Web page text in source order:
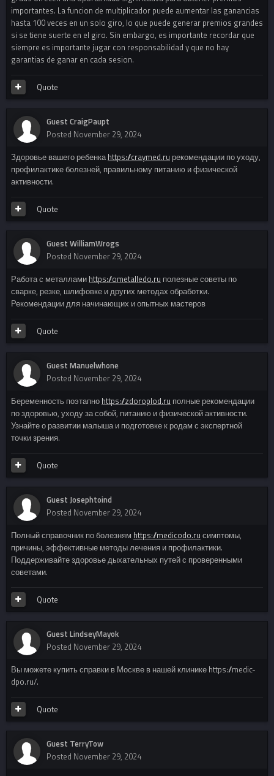
importantes. La funcion de multiplicador puede aumentar las ganancias
hasta 100 veces en un solo giro, lo que puede generar premios grandes
si se tiene suerte en el giro. Sin embargo, es importante recordar que
siempre es importante jugar con responsabilidad y que no hay
garantias de ganar en cada sesion.
Quote
Guest CraigPaupt
Posted November 29, 2024
Здоровье вашего ребенкаhttps://craymed.ru рекомендации по уходу,
профилактике болезней, правильному питанию и физической
активности.
Quote
Guest WilliamWrogs
Posted November 29, 2024
Работа с металлами https://ometalledo.ru полезные советы по
сварке, резке, шлифовке и других методах обработки.
Рекомендации для начинающих и опытных мастеров
Quote
Guest Manuelwhone
Posted November 29, 2024
Беременность поэтапно https://zdoroplod.ru полные рекомендации
по здоровью, уходу за собой, питанию и физической активности.
Узнайте о развитии малыша и подготовке к родам с экспертной
точки зрения.
Quote
Guest Josephtoind
Posted November 29, 2024
Полный справочник по болезням https://medicodo.ru симптомы,
причины, эффективные методы лечения и профилактики.
Поддерживайте здоровье дыхательных путей с проверенными
советами.
Quote
Guest LindseyMayok
Posted November 29, 2024
Вы можете купить справки в Москве в нашей клинике https://medic-
dpo.ru/.
Quote
Guest TerryTow
Posted November 29, 2024